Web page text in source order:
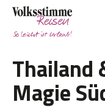
Thailand
Magie